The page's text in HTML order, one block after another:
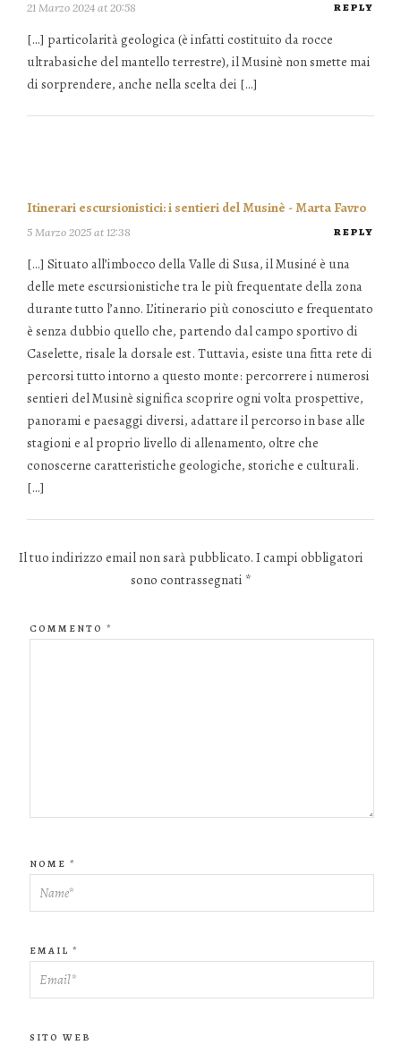
21 Marzo 2024 at 20:58 REPLY
[…] particolarità geologica (è infatti costituito da rocce
ultrabasiche del mantello terrestre), il Musinè non smette mai
di sorprendere, anche nella scelta dei […]
Itinerari escursionistici: i sentieri del Musinè - Marta Favro
5 Marzo 2025 at 12:38 REPLY
[…] Situato all’imbocco della Valle di Susa, il Musiné è una
delle mete escursionistiche tra le più frequentate della zona
durante tutto l’anno. L’itinerario più conosciuto e frequentato
è senza dubbio quello che, partendo dal campo sportivo di
Caselette, risale la dorsale est. Tuttavia, esiste una fitta rete di
percorsi tutto intorno a questo monte: percorrere i numerosi
sentieri del Musinè significa scoprire ogni volta prospettive,
panorami e paesaggi diversi, adattare il percorso in base alle
stagioni e al proprio livello di allenamento, oltre che
conoscerne caratteristiche geologiche, storiche e culturali.
[…]
Il tuo indirizzo email non sarà pubblicato. I campi obbligatori
sono contrassegnati *
COMMENTO *
NOME *
EMAIL *
SITO WEB